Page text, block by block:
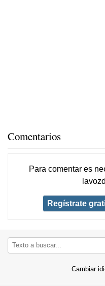
Comentarios
Para comentar es
Regístrate
Cambiar